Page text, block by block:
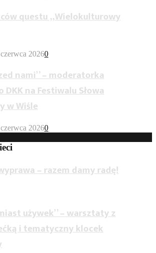
questu „Wielokulturowy
20260
nami” – moderatorka
na Festiwalu Słowa
w Wiśle
20260
– razem damy radę!
używek” – warsztaty z
i tematyczny klocek